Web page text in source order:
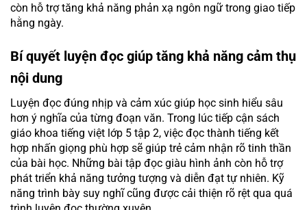
còn hỗ trợ tăng khả năng phản xạ ngôn ngữ trong giao tiếp
hằng ngày.
Bí quyết luyện đọc giúp tăng khả năng cảm thụ
nội dung
Luyện đọc đúng nhịp và cảm xúc giúp học sinh hiểu sâu
hơn ý nghĩa của từng đoạn văn. Trong lúc tiếp cận sách
giáo khoa tiếng việt lớp 5 tập 2, việc đọc thành tiếng kết
hợp nhấn giọng phù hợp sẽ giúp trẻ cảm nhận rõ tinh thần
của bài học. Những bài tập đọc giàu hình ảnh còn hỗ trợ
phát triển khả năng tưởng tượng và diễn đạt tự nhiên. Kỹ
năng trình bày suy nghĩ cũng được cải thiện rõ rệt qua quá